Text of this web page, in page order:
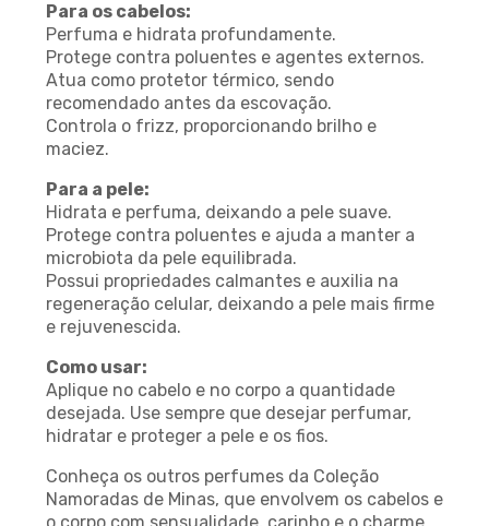
Para os cabelos:
Perfuma e hidrata profundamente.
Protege contra poluentes e agentes externos.
Atua como protetor térmico, sendo
recomendado antes da escovação.
Controla o frizz, proporcionando brilho e
maciez.
Para a pele:
Hidrata e perfuma, deixando a pele suave.
Protege contra poluentes e ajuda a manter a
microbiota da pele equilibrada.
Possui propriedades calmantes e auxilia na
regeneração celular, deixando a pele mais firme
e rejuvenescida.
Como usar:
Aplique no cabelo e no corpo a quantidade
desejada. Use sempre que desejar perfumar,
hidratar e proteger a pele e os fios.
Conheça os outros perfumes da Coleção
Namoradas de Minas, que envolvem os cabelos e